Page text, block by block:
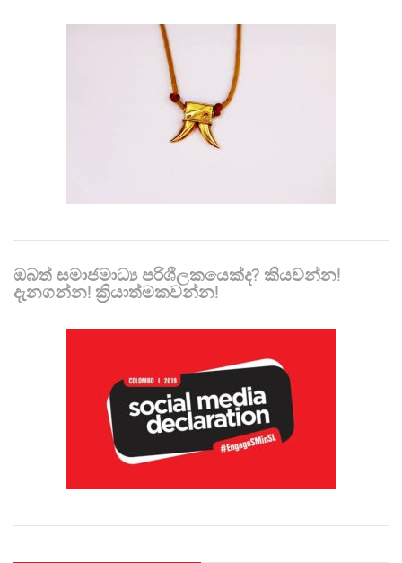
ඔබත් සමාජමාධ්‍ය පරිශීලකයෙක්ද? කියවන්න!
දැනගන්න! ක්‍රියාත්මකවන්න!